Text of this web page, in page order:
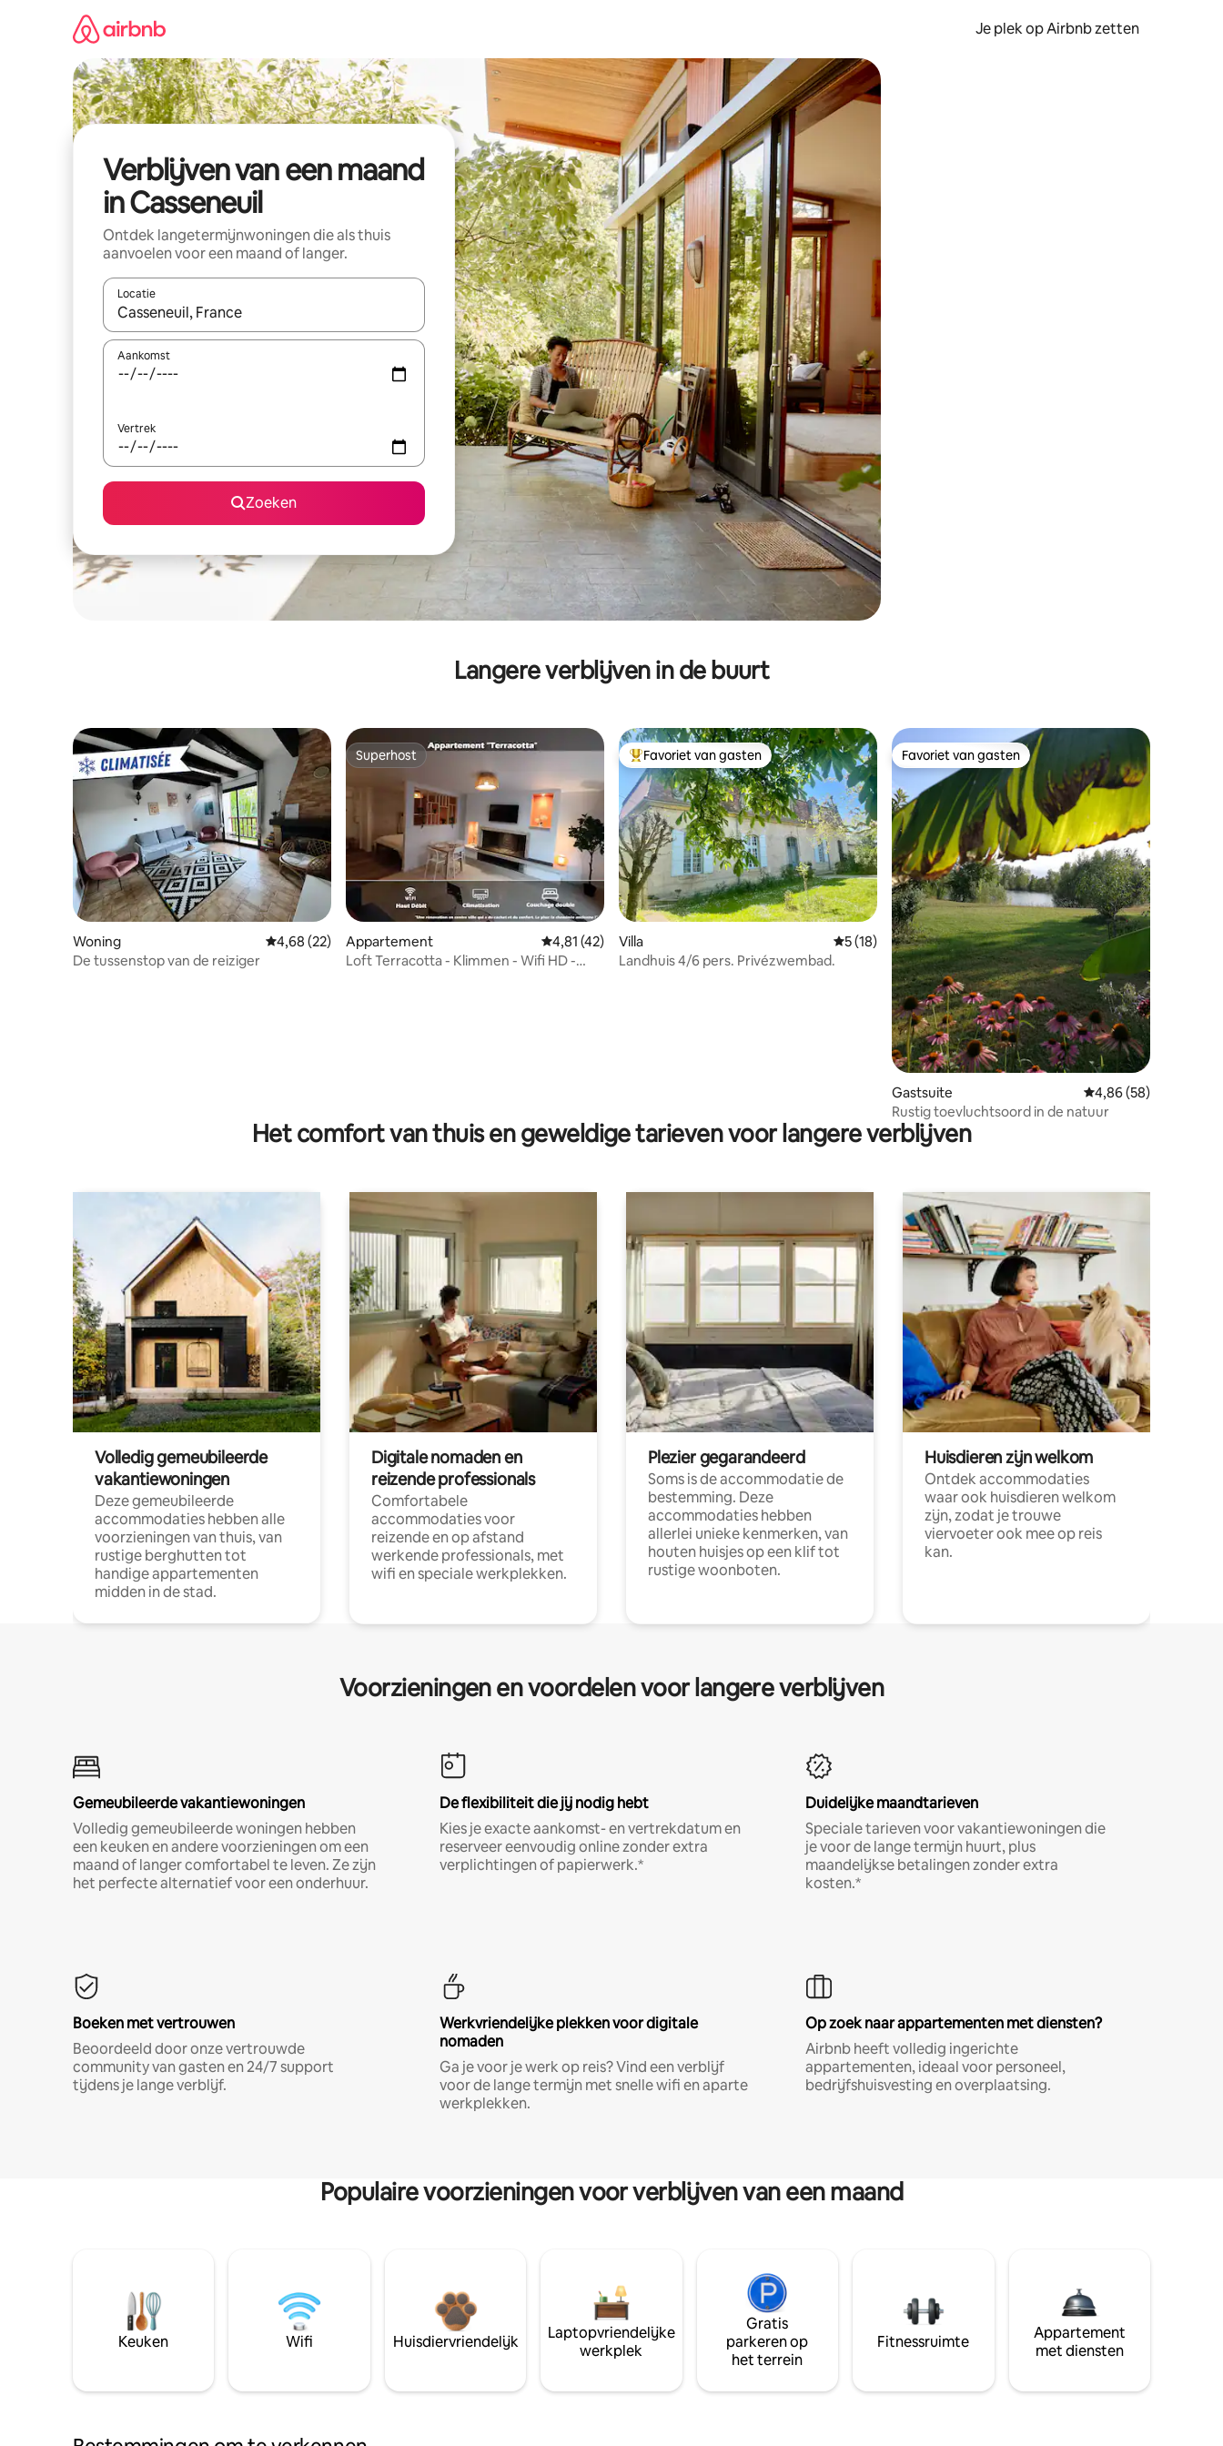
Je plek op Airbnb zetten
Verblijven van een maand
in Casseneuil
Ontdek langetermijnwoningen die als thuis
aanvoelen voor een maand of langer.
Locatie
Wanneer er resultaten beschikbaar zijn, maak je een keuze met je de pijltjestoetsen omhoog en omlaag, óf door te tikken of swipen.
Aankomst
Vertrek
Zoeken
Langere verblijven in de buurt
Woning Gemiddelde beoordeling van 4,68 op 5, 22 recensies
4,68 (22)
De tussenstop van de reiziger
Superhost
Superhost
Appartement Gemiddelde beoordeling van 4,81 op 5, 42 recensies
4,81 (42)
Loft Terracotta - Klimmen - Wifi HD -
Topfavoriet van gasten
Favoriet van gasten
Villa Gemiddelde beoordeling van 5 op 5, 18 recensies
5 (18)
Landhuis 4/6 pers. Privézwembad.
Favoriet van gasten
Favoriet van gasten
Gastsuite Gemiddelde
4,86 (58)
Rustig toevluchtsoord in de natuur
Het comfort van thuis en geweldige tarieven voor langere verblijven
Volledig gemeubileerde
vakantiewoningen
Deze gemeubileerde
accommodaties hebben alle
voorzieningen van thuis, van
rustige berghutten tot
handige appartementen
midden in de stad.
Digitale nomaden en
reizende professionals
Comfortabele
accommodaties voor
reizende en op afstand
werkende professionals, met
wifi en speciale werkplekken.
Plezier gegarandeerd
Soms is de accommodatie de
bestemming. Deze
accommodaties hebben
allerlei unieke kenmerken, van
houten huisjes op een klif tot
rustige woonboten.
Huisdieren zijn welkom
Ontdek accommodaties
waar ook huisdieren welkom
zijn, zodat je trouwe
viervoeter ook mee op reis
kan.
Voorzieningen en voordelen voor langere verblijven
Gemeubileerde vakantiewoningen
Volledig gemeubileerde woningen hebben
een keuken en andere voorzieningen om een
maand of langer comfortabel te leven. Ze zijn
het perfecte alternatief voor een onderhuur.
De flexibiliteit die jij nodig hebt
Kies je exacte aankomst- en vertrekdatum en
reserveer eenvoudig online zonder extra
verplichtingen of papierwerk.*
Duidelijke maandtarieven
Speciale tarieven voor vakantiewoningen die
je voor de lange termijn huurt, plus
maandelijkse betalingen zonder extra
kosten.*
Boeken met vertrouwen
Beoordeeld door onze vertrouwde
community van gasten en 24/7 support
tijdens je lange verblijf.
Werkvriendelijke plekken voor digitale
nomaden
Ga je voor je werk op reis? Vind een verblijf
voor de lange termijn met snelle wifi en aparte
werkplekken.
Op zoek naar appartementen met diensten?
Airbnb heeft volledig ingerichte
appartementen, ideaal voor personeel,
bedrijfshuisvesting en overplaatsing.
Populaire voorzieningen voor verblijven van een maand
Keuken Wifi Huisdiervriendelijk
Laptopvriendelijke
werkplek
Gratis
parkeren op
het terrein
Fitnessruimte
Appartement
met diensten